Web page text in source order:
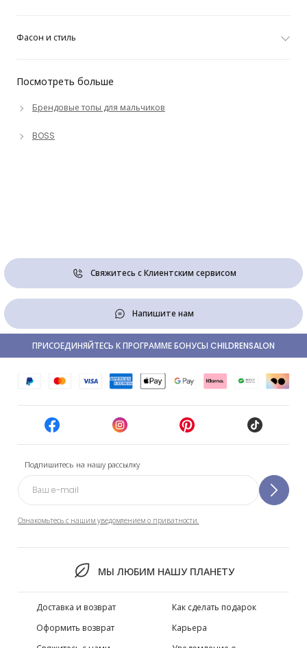
Посмотреть больше
Брендовые топы для мальчиков
BOSS
Фасон и стиль
Свяжитесь с Клиентским сервисом
Напишите нам
Подпишитесь на нашу рассылку
Ознакомьтесь с нашим уведомлением о приватности.
МЫ ЛЮБИМ НАШУ ПЛАНЕТУ
ПРИСОЕДИНЯЙТЕСЬ К ПРОГРАММЕ БОНУСЫ CHILDRENSALON
Доставка и возврат
Оформить возврат
Как сделать подарок
Карьера